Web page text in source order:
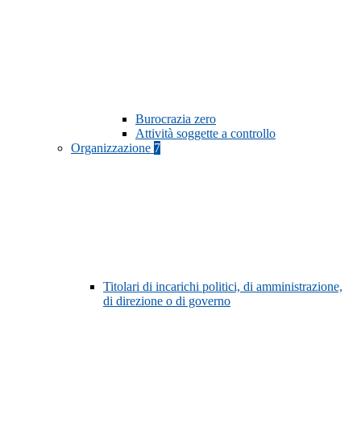
Burocrazia zero
Attività soggette a controllo
Organizzazione 7
Titolari di incarichi politici, di amministrazione,
di direzione o di governo